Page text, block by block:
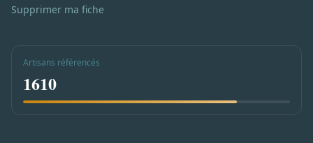
Supprimer ma fiche
Artisans référencés
1610